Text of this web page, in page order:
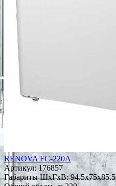
RENOVA FC-220A
Артикул:176857
Габариты ШxГxВ: 94.5x75x85.5